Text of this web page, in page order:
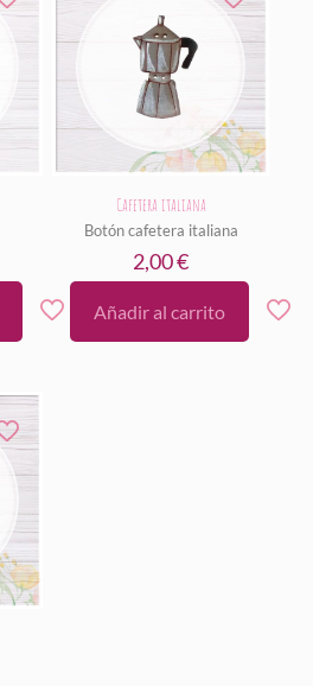
Cafetera italiana
Botón cafetera italiana
2,00€
Añadir al carrito